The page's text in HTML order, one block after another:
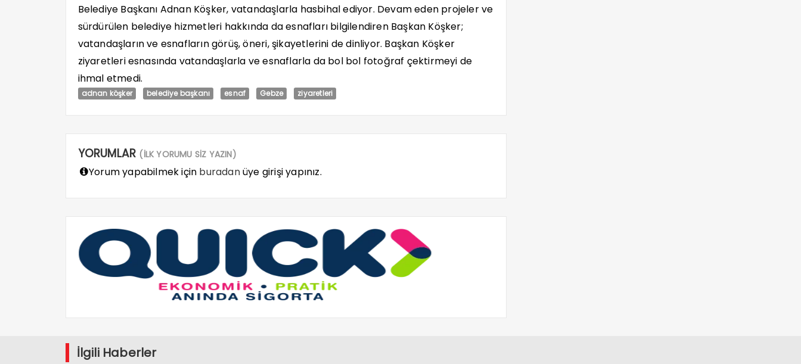
Belediye Başkanı Adnan Köşker, vatandaşlarla hasbihal ediyor. Devam eden projeler ve
sürdürülen belediye hizmetleri hakkında da esnafları bilgilendiren Başkan Köşker;
vatandaşların ve esnafların görüş, öneri, şikayetlerini de dinliyor. Başkan Köşker
ziyaretleri esnasında vatandaşlarla ve esnaflarla da bol bol fotoğraf çektirmeyi de
ihmal etmedi.
adnan köşker belediye başkanı esnaf Gebze ziyaretleri
YORUMLAR (İLK YORUMU SİZ YAZIN)
Yorum yapabilmek için buradanüye girişi yapınız.
İlgili Haberler